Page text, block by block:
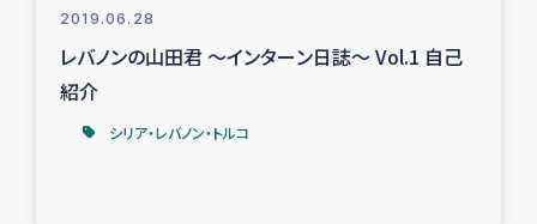
2019.06.28
レバノンの山田君 ～インターン日誌～ Vol.1 自己
紹介
シリア・レバノン・トルコ